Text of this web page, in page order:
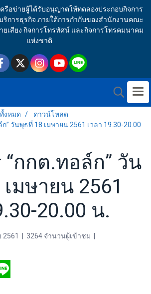
รือข่ายผู้ได้รับอนุญาตให้ทดลองประกอบกิจการ
บริการธุรกิจ ภายใต้การกำกับของสำนักงานคณะ
ยเสียง กิจการโทรทัศน์ และกิจการโทรคมนาคม
แห่งชาติ
งหมด
ดาวน์โหลด
” วันพุธที่ 18 เมษายน 2561 เวลา 19.30-20.00
“กกต.ทอล์ก” วัน
มษายน 2561
20.00 น.
2561 3264 จำนวนผู้เข้าชม